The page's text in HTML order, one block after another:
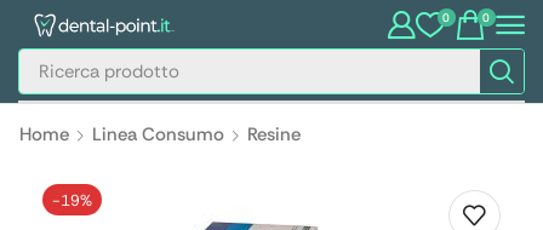
0 0
Home Linea Consumo Resine
-19%